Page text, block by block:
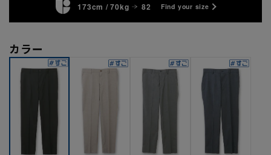
173cm / 70kg 82 Find your size
カラー